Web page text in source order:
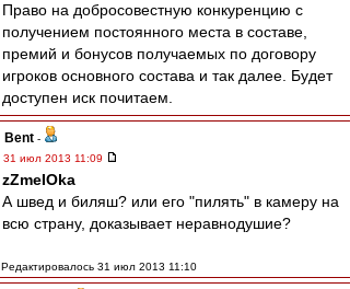
Право на добросовестную конкуренцию с
получением постоянного места в составе,
премий и бонусов получаемых по договору
игроков основного состава и так далее. Будет
доступен иск почитаем.
Bent -
31 июл 2013 11:09
zZmeIOka
А швед и биляш? или его "пилять" в камеру на
всю страну, доказывает неравнодушие?
Редактировалось 31 июл 2013 11:10